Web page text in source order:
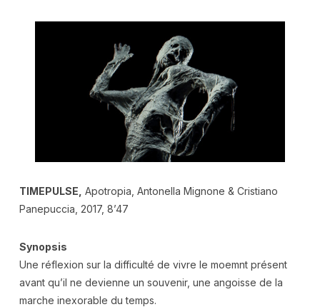
TIMEPULSE, Apotropia, Antonella Mignone & Cristiano
Panepuccia, 2017, 8’47
Synopsis
Une réflexion sur la difficulté de vivre le moemnt présent
avant qu’il ne devienne un souvenir, une angoisse de la
marche inexorable du temps.